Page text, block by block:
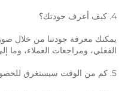
4. كيف أعرف جودتك؟
الفعلي، ومراجعات العملاء، وما
5. كم من الوقت سيستغرق للحصول على السعر؟